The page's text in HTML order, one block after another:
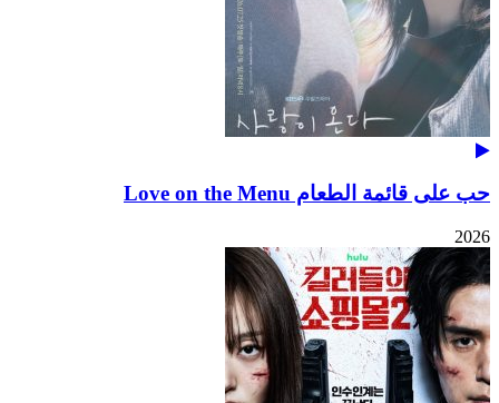
حب على قائمة الطعام Love on the Menu
2026